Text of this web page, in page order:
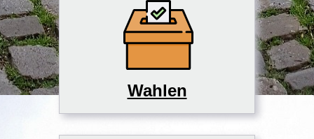
Wahlen